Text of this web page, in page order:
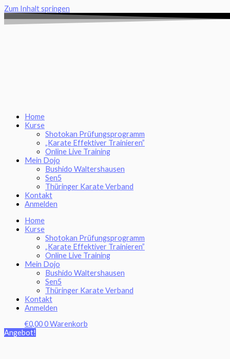
Zum Inhalt springen
Home
Kurse
Shotokan Prüfungsprogramm
„Karate Effektiver Trainieren”
Online Live Training
Mein Dojo
Bushido Waltershausen
Sen5
Thüringer Karate Verband
Kontakt
Anmelden
Home
Kurse
Shotokan Prüfungsprogramm
„Karate Effektiver Trainieren”
Online Live Training
Mein Dojo
Bushido Waltershausen
Sen5
Thüringer Karate Verband
Kontakt
Anmelden
€0,000Warenkorb
Angebot!